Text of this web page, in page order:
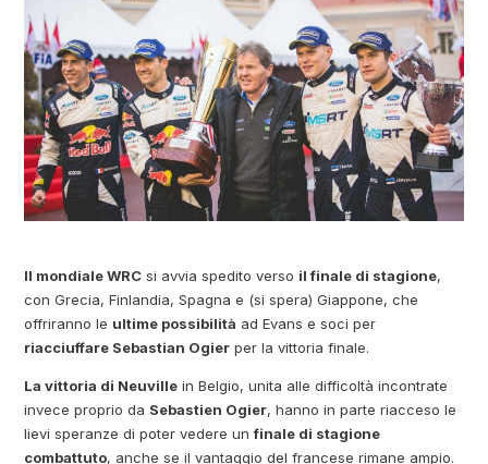
Il mondiale WRC si avvia spedito verso il finale di stagione,
con Grecia, Finlandia, Spagna e (si spera) Giappone, che
offriranno le ultime possibilità ad Evans e soci per
riacciuffare Sebastian Ogier per la vittoria finale.
La vittoria di Neuville in Belgio, unita alle difficoltà incontrate
invece proprio da Sebastien Ogier, hanno in parte riacceso le
lievi speranze di poter vedere unfinale di stagione
combattuto, anche se il vantaggio del francese rimane ampio.